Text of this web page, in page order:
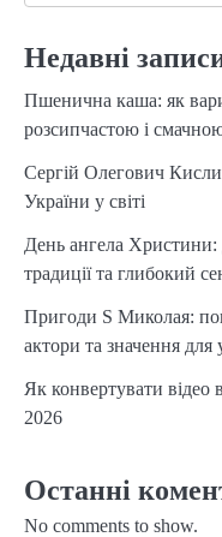
Недавні
Пшенична каша: як
розсипчастою і
Сергій Олегович
України у світі
День ангела Христини:
традиції та глибокий
Пригоди S Миколая:
актори та значення для
Як конвертувати відео
2026
Останні
No comments to show.